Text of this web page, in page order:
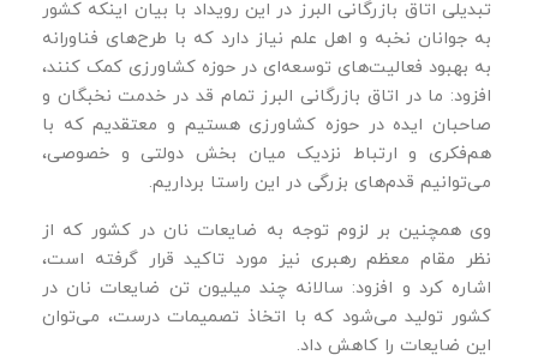
تبدیلی اتاق بازرگانی البرز در این رویداد با بیان اینکه کشور
به جوانان نخبه و اهل علم نیاز دارد که با طرح‌های فناورانه
به بهبود فعالیت‌های توسعه‌ای در حوزه کشاورزی کمک کنند،
افزود: ما در اتاق بازرگانی البرز تمام قد در خدمت نخبگان و
صاحبان ایده در حوزه کشاورزی هستیم و معتقدیم که با
هم‌فکری و ارتباط نزدیک میان بخش دولتی و خصوصی،
می‌توانیم قدم‌های بزرگی در این راستا برداریم.
وی همچنین بر لزوم توجه به ضایعات نان در کشور که از
نظر مقام معظم رهبری نیز مورد تاکید قرار گرفته است،
اشاره کرد و افزود: سالانه چند میلیون تن ضایعات نان در
کشور تولید می‌شود که با اتخاذ تصمیمات درست، می‌توان
این ضایعات را کاهش داد.